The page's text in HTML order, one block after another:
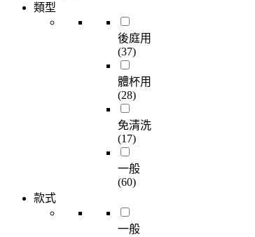
類型
後庭用
(37)
體杯用
(28)
免清洗
(17)
一般
(60)
款式
一般